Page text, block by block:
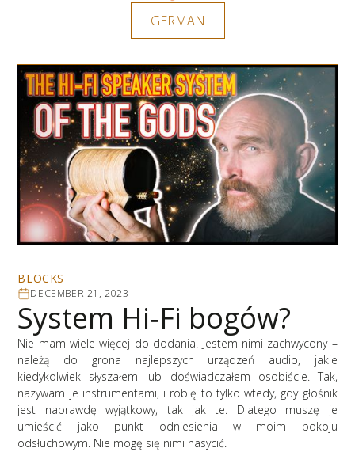
GERMAN
BLOCKS
DECEMBER 21, 2023
System Hi‑Fi bogów?
Nie mam wiele więcej do dodania. Jestem nimi zachwycony –
należą do grona najlepszych urządzeń audio, jakie
kiedykolwiek słyszałem lub doświadczałem osobiście. Tak,
nazywam je instrumentami, i robię to tylko wtedy, gdy głośnik
jest naprawdę wyjątkowy, tak jak te. Dlatego muszę je
umieścić jako punkt odniesienia w moim pokoju
odsłuchowym. Nie mogę się nimi nasycić.